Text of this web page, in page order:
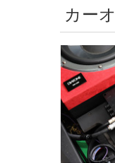
カー